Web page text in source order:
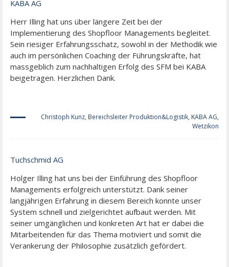
KABA AG
Herr Illing hat uns über längere Zeit bei der
Implementierung des Shopfloor Managements begleitet.
Sein riesiger Erfahrungsschatz, sowohl in der Methodik wie
auch im persönlichen Coaching der Führungskräfte, hat
massgeblich zum nachhaltigen Erfolg des SFM bei KABA
beigetragen. Herzlichen Dank.
Christoph Kunz, Bereichsleiter Produktion&Logistik, KABA AG,
Wetzikon
Tuchschmid AG
Holger Illing hat uns bei der Einführung des Shopfloor
Managements erfolgreich unterstützt. Dank seiner
langjährigen Erfahrung in diesem Bereich konnte unser
System schnell und zielgerichtet aufbaut werden. Mit
seiner umgänglichen und konkreten Art hat er dabei die
Mitarbeitenden für das Thema motiviert und somit die
Verankerung der Philosophie zusätzlich gefördert.